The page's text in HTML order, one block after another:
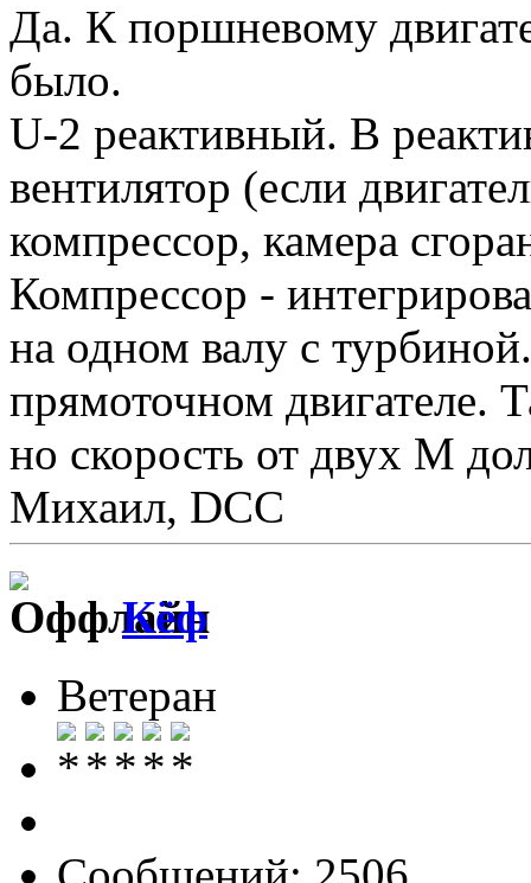
Да. К поршневому
было.
U-2 реактивный. В
вентилятор (если
компрессор, камера
Компрессор -
на одном валу с
прямоточном двигателе.
но скорость от двух М
Михаил, DCC
Кёф
Ветеран